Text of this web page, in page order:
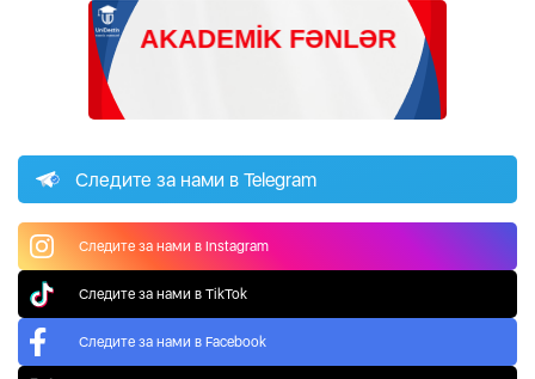
Следите за нами в Telegram
Следите за нами в Instagram
Следите за нами в TikTok
Следите за нами в Facebook